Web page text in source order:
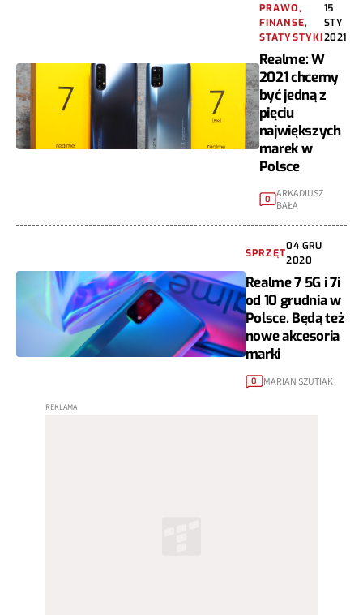
PRAWO,
FINANSE,
STATYSTYKI
15
STY
2021
Realme: W
2021 chcemy
być jedną z
pięciu
największych
marek w
Polsce
0
ARKADIUSZ
BAŁA
SPRZĘT
04 GRU
2020
Realme 7 5G i 7i
od 10 grudnia w
Polsce. Będą też
nowe akcesoria
marki
0 MARIAN SZUTIAK